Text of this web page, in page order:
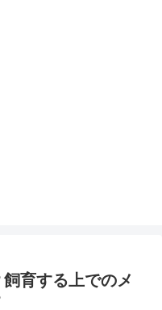
育する上でのメ